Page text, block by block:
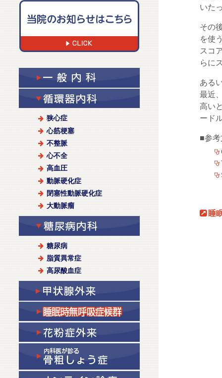
いた
その
を使
スコ
らに
ある
最近
高い
ード
■参
睡
狭心症
心筋梗塞
不整脈
心不全
高血圧
動脈硬化症
閉塞性動脈硬化症
大動脈瘤
糖尿病
脂質異常症
高尿酸血症